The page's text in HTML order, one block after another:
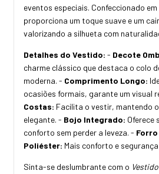
eventos especiais. Confeccionado em
proporciona um toque suave e um
valorizando a silhueta com
Detalhes do Vestido: - Decote
charme clássico que destaca o colo
moderna. - Comprimento Longo:
ocasiões formais, garante um visual
Costas: Facilita o vestir, mantendo
elegante. - Bojo Integrado: Oferece
conforto sem perder a leveza. - Forro
Poliéster: Mais conforto e
Sinta-se deslumbrante com o